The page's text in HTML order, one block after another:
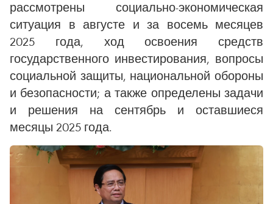
рассмотрены социально-экономическая
ситуация в августе и за восемь месяцев
2025 года, ход освоения средств
государственного инвестирования, вопросы
социальной защиты, национальной обороны
и безопасности; а также определены задачи
и решения на сентябрь и оставшиеся
месяцы 2025 года.